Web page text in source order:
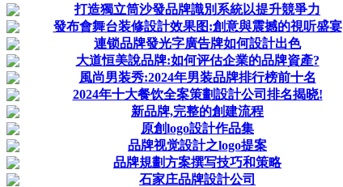
打造獨立筒沙發品牌識別系統以提升競爭力
發布會舞台装修設計效果图:創意與震撼的視听盛宴
連锁品牌發光字廣告牌如何設計出色
大道恒美說品牌:如何评估企業的品牌資產?
風尚男装秀:2024年男装品牌排行榜前十名
2024年十大餐饮全案策劃設計公司排名揭晓!
新品牌,完整的創建流程
原創logo設計作品集
品牌视觉設計之logo提案
品牌規劃方案撰写技巧和策略
石家庄品牌設計公司